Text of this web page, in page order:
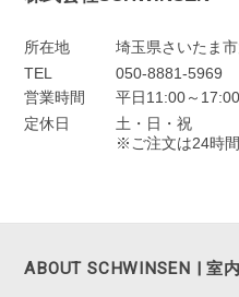
所在地
埼玉県さいたま
TEL
050-8881-5969
営業時間
平日11:00～
定休日
土・日・祝
※ご注文は24時
ABOUT SCHWINSEN | 室